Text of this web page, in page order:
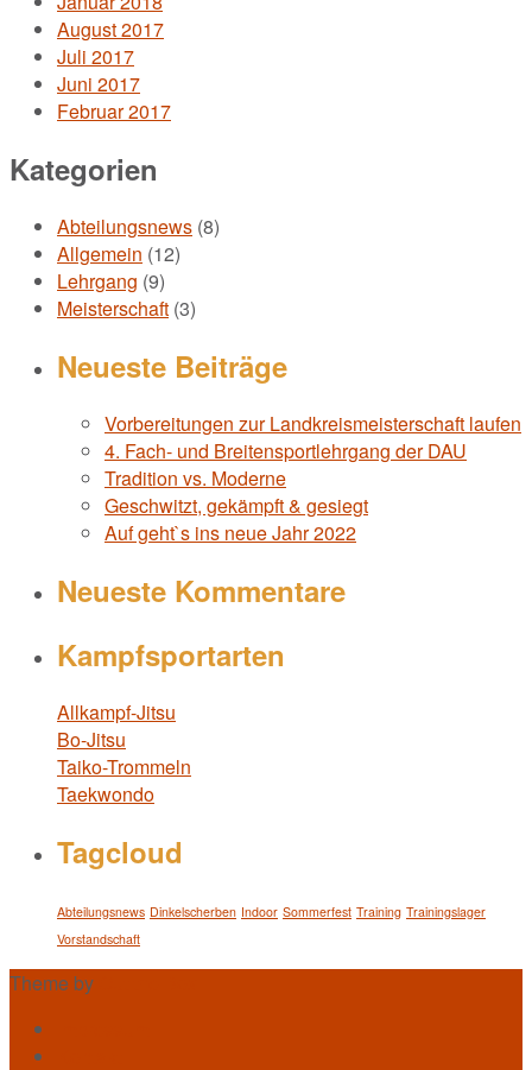
August 2017
Juli 2017
Juni 2017
Februar 2017
Kategorien
Abteilungsnews (8)
Allgemein (12)
Lehrgang (9)
Meisterschaft (3)
Neueste Beiträge
Vorbereitungen zur Landkreismeisterschaft laufen
4. Fach- und Breitensportlehrgang der DAU
Tradition vs. Moderne
Geschwitzt, gekämpft & gesiegt
Auf geht`s ins neue Jahr 2022
Neueste Kommentare
Kampfsportarten
Allkampf-Jitsu
Bo-Jitsu
Taiko-Trommeln
Taekwondo
Tagcloud
Abteilungsnews Dinkelscherben Indoor Sommerfest Training Trainingslager
Vorstandschaft
Theme by